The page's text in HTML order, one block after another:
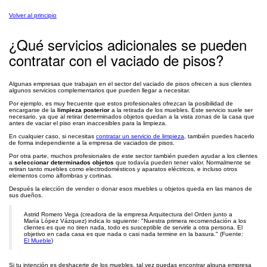
Volver al principio
¿Qué servicios adicionales se pueden
contratar con el vaciado de pisos?
Algunas empresas que trabajan en el sector del vaciado de pisos ofrecen a sus clientes
algunos servicios complementarios que pueden llegar a necesitar.
Por ejemplo, es muy frecuente que estos profesionales ofrezcan la posibilidad de
encargarse de la limpieza posterior a la retirada de los muebles. Este servicio suele ser
necesario, ya que al retirar determinados objetos quedan a la vista zonas de la casa que
antes de vaciar el piso eran inaccesibles para la limpieza.
En cualquier caso, si necesitas contratar un servicio de limpieza, también puedes hacerlo
de forma independiente a la empresa de vaciados de pisos.
Por otra parte, muchos profesionales de este sector también pueden ayudar a los clientes
a seleccionar determinados objetos que todavía pueden tener valor. Normalmente se
retiran tanto muebles como electrodomésticos y aparatos eléctricos, e incluso otros
elementos como alfombras y cortinas.
Después la elección de vender o donar esos muebles u objetos queda en las manos de
sus dueños.
Astrid Romero Vega (creadora de la empresa Arquitectura del Orden junto a
María López Vázquez) indica lo siguiente: "Nuestra primera recomendación a los
clientes es que no tiren nada, todo es susceptible de servirle a otra persona. El
objetivo en cada casa es que nada o casi nada termine en la basura." (Fuente:
El Mueble)
Si tu intención es deshacerte de los muebles, tal vez puedas encontrar alguna empresa